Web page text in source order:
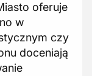
oferuje
w
czy
doceniają